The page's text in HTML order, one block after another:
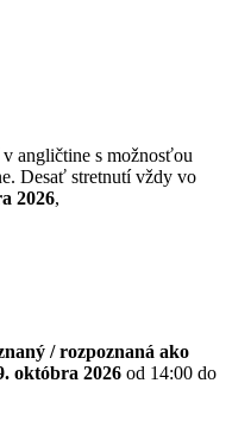
angličtine s možnosťou
Desať stretnutí vždy vo
2026,
/ rozpoznaná ako
októbra 2026 od 14:00 do